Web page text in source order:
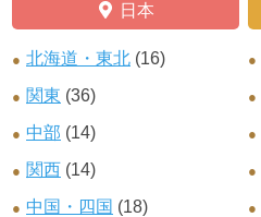
日本
北海道・東北 (16)
関東 (36)
中部 (14)
関西 (14)
中国・四国 (18)